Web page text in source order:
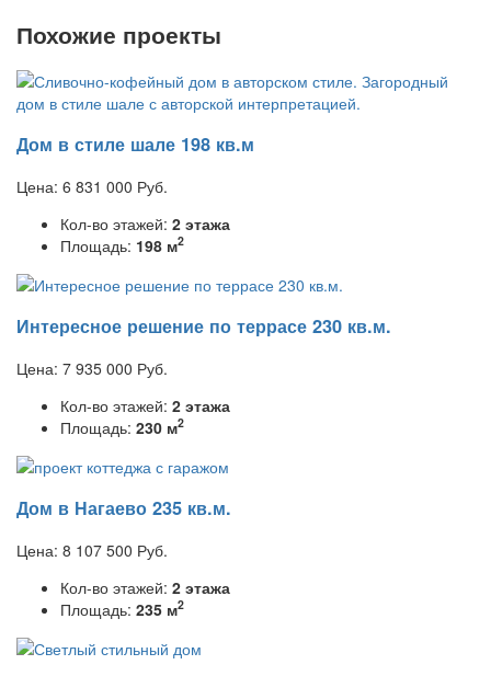
Похожие проекты
Дом в стиле шале 198 кв.м
Цена: 6 831 000 Руб.
Кол-во этажей: 2 этажа
Площадь: 198 м2
Интересное решение по террасе 230 кв.м.
Цена: 7 935 000 Руб.
Кол-во этажей: 2 этажа
Площадь: 230 м2
Дом в Нагаево 235 кв.м.
Цена: 8 107 500 Руб.
Кол-во этажей: 2 этажа
Площадь: 235 м2